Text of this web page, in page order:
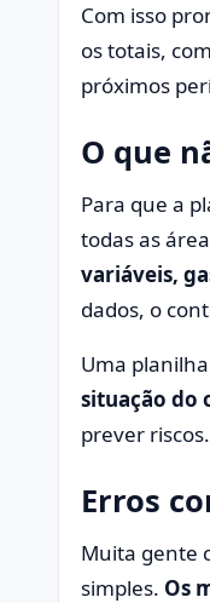
Com isso
os totais,
próximos
O que
Para que a
todas as
variáveis,
dados, o
Uma
situação do
prever riscos.
Erros
Muita gente
simples. Os